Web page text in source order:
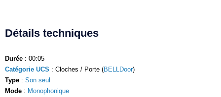
Détails techniques
Durée : 00:05
Catégorie UCS : Cloches / Porte (BELLDoor)
Type : Son seul
Mode : Monophonique